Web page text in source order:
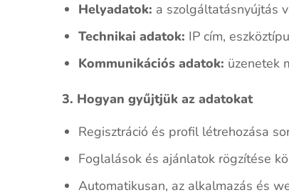
Helyadatok: a szolgáltatásnyújtás
Technikai adatok: IP cím,
Kommunikációs adatok: üzenetek
3. Hogyan gyűjtjük az adatokat
Regisztráció és profil létrehozása
Foglalások és ajánlatok rögzítése
Automatikusan, az alkalmazás és